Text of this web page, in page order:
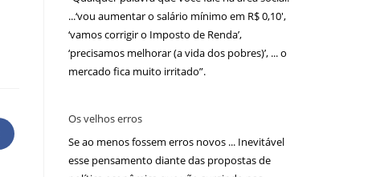
...‘vou aumentar o salário mínimo em R$ 0,10′,
‘vamos corrigir o Imposto de Renda’,
‘precisamos melhorar (a vida dos pobres)’, ... o
mercado fica muito irritado”.
Os velhos erros
Se ao menos fossem erros novos ... Inevitável
esse pensamento diante das propostas de